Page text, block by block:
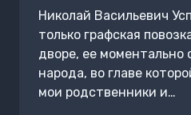
Николай Васильевич
только графская
дворе, ее моментально
народа, во главе
мои родственники и…